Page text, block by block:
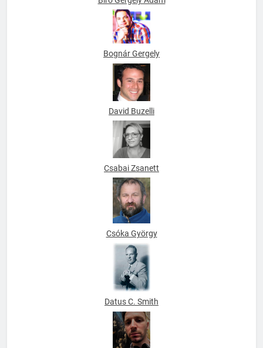
Biró Gergely Ádám
Bognár Gergely
David Buzelli
Csabai Zsanett
Csóka György
Datus C. Smith